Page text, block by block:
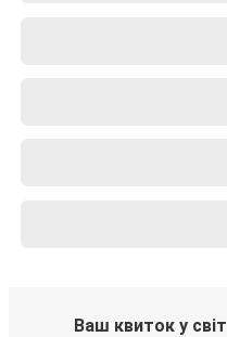
Ваш квиток у світ